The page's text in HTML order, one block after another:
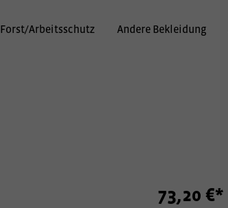
Forst/Arbeitsschutz Andere Bekleidung
73,20 €*